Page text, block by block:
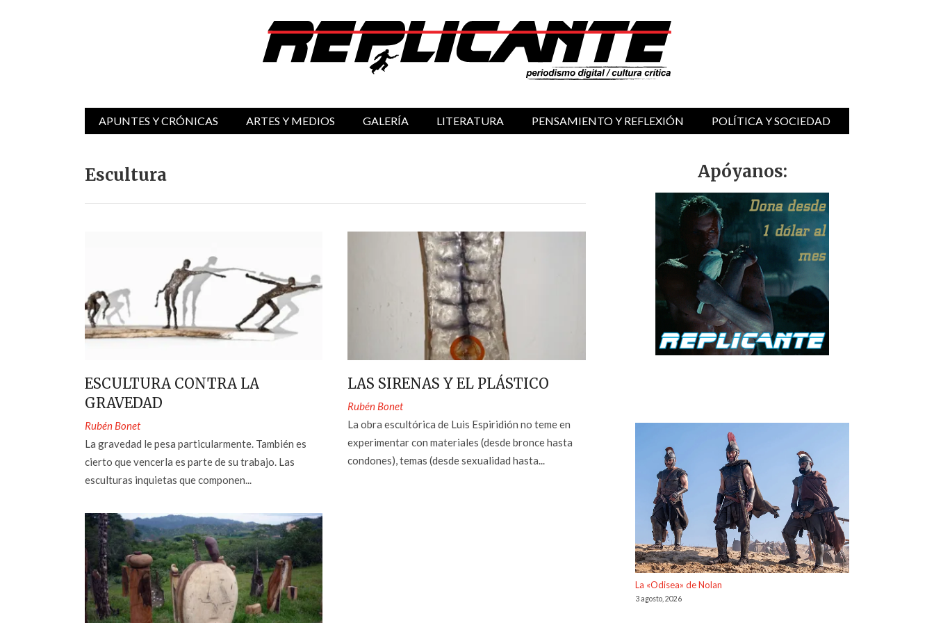
APUNTES Y CRÓNICAS ARTES Y MEDIOS GALERÍA LITERATURA PENSAMIENTO Y REFLEXIÓN POLÍTICA Y SOCIEDAD
Escultura
ESCULTURA CONTRA LA
GRAVEDAD
Rubén Bonet
La gravedad le pesa particularmente. También es
cierto que vencerla es parte de su trabajo. Las
esculturas inquietas que componen...
LAS SIRENAS Y EL PLÁSTICO
Rubén Bonet
La obra escultórica de Luis Espiridión no teme en
experimentar con materiales (desde bronce hasta
condones), temas (desde sexualidad hasta...
Apóyanos:
La «Odisea» de Nolan
3 agosto, 2026